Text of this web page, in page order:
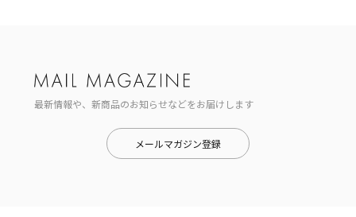
最新情報や、新商品のお知らせなどをお届けします
メールマガジン登録